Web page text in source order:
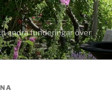
andra funderingar över